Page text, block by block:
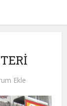
Ekle